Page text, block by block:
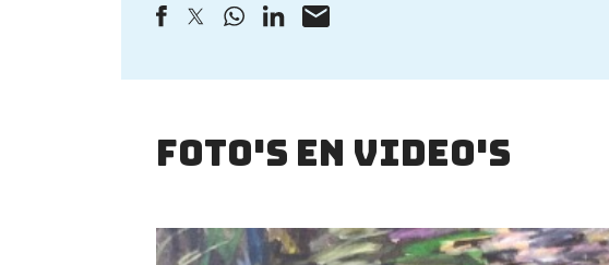
Foto's en video's